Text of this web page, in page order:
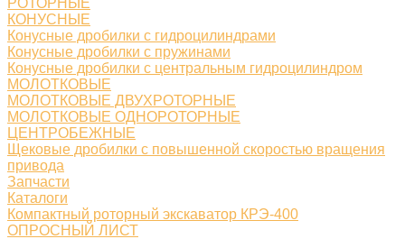
РОТОРНЫЕ
КОНУСНЫЕ
Конусные дробилки с гидроцилиндрами
Конусные дробилки с пружинами
Конусные дробилки с центральным гидроцилиндром
МОЛОТКОВЫЕ
МОЛОТКОВЫЕ ДВУХРОТОРНЫЕ
МОЛОТКОВЫЕ ОДНОРОТОРНЫЕ
ЦЕНТРОБЕЖНЫЕ
Щековые дробилки с повышенной скоростью вращения
привода
Запчасти
Каталоги
Компактный роторный экскаватор КРЭ-400
ОПРОСНЫЙ ЛИСТ